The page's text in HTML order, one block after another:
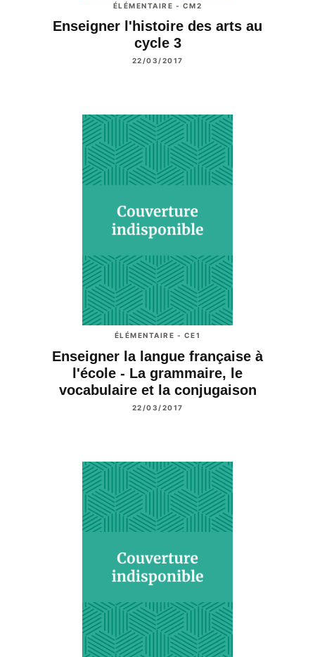
ÉLÉMENTAIRE - CM2
Enseigner l'histoire des arts au
cycle 3
22/03/2017
ÉLÉMENTAIRE - CE1
Enseigner la langue française à
l'école - La grammaire, le
vocabulaire et la conjugaison
22/03/2017